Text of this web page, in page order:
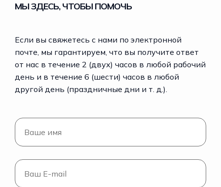
МЫ ЗДЕСЬ, ЧТОБЫ ПОМОЧЬ
Если вы свяжетесь с нами по электронной
почте, мы гарантируем, что вы получите ответ
от нас в течение 2 (двух) часов в любой рабочий
день и в течение 6 (шести) часов в любой
другой день (праздничные дни и т. д.).